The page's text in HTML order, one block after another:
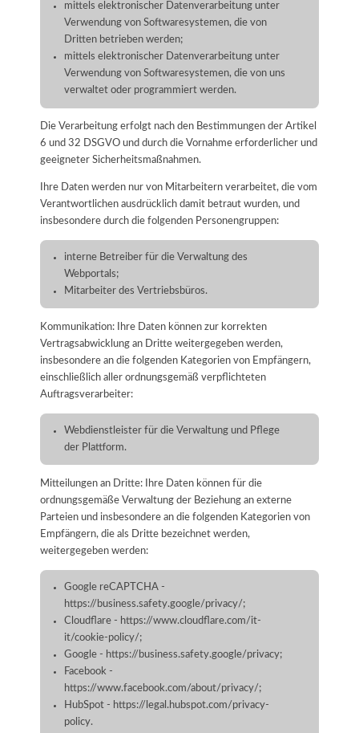
mittels elektronischer Datenverarbeitung unter
Verwendung von Softwaresystemen, die von
Dritten betrieben werden;
mittels elektronischer Datenverarbeitung unter
Verwendung von Softwaresystemen, die von uns
verwaltet oder programmiert werden.
Die Verarbeitung erfolgt nach den Bestimmungen der Artikel
6 und 32 DSGVO und durch die Vornahme erforderlicher und
geeigneter Sicherheitsmaßnahmen.
Ihre Daten werden nur von Mitarbeitern verarbeitet, die vom
Verantwortlichen ausdrücklich damit betraut wurden, und
insbesondere durch die folgenden Personengruppen:
interne Betreiber für die Verwaltung des
Webportals;
Mitarbeiter des Vertriebsbüros.
Kommunikation: Ihre Daten können zur korrekten
Vertragsabwicklung an Dritte weitergegeben werden,
insbesondere an die folgenden Kategorien von Empfängern,
einschließlich aller ordnungsgemäß verpflichteten
Auftragsverarbeiter:
Webdienstleister für die Verwaltung und Pflege
der Plattform.
Mitteilungen an Dritte: Ihre Daten können für die
ordnungsgemäße Verwaltung der Beziehung an externe
Parteien und insbesondere an die folgenden Kategorien von
Empfängern, die als Dritte bezeichnet werden,
weitergegeben werden:
Google reCAPTCHA -
https://business.safety.google/privacy/;
Cloudflare - https://www.cloudflare.com/it-
it/cookie-policy/;
Google - https://business.safety.google/privacy;
Facebook -
https://www.facebook.com/about/privacy/;
HubSpot - https://legal.hubspot.com/privacy-
policy.